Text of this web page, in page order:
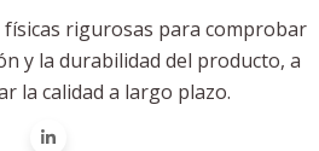
físicas rigurosas para comprobar
y la durabilidad del producto, a
la calidad a largo plazo.